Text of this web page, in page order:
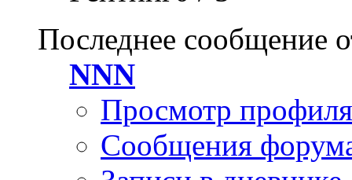
Последнее сообщение
NNN
Просмотр профиля
Сообщения